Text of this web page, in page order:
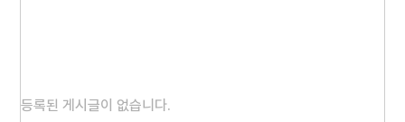
등록된 게시글이 없습니다.